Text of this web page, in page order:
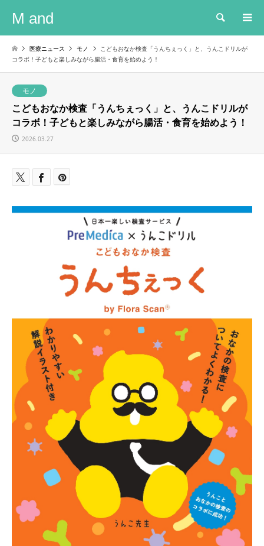
M and 検索
医療ニュース モノ
こどもおなか検査「うんちぇっく」と、うんこドリルが
コラボ！子どもと楽しみながら腸活・食育を始めよう！
モノ
こどもおなか検査「うんちぇっく」と、うんこドリルが
コラボ！子どもと楽しみながら腸活・食育を始めよう！
2026.03.27